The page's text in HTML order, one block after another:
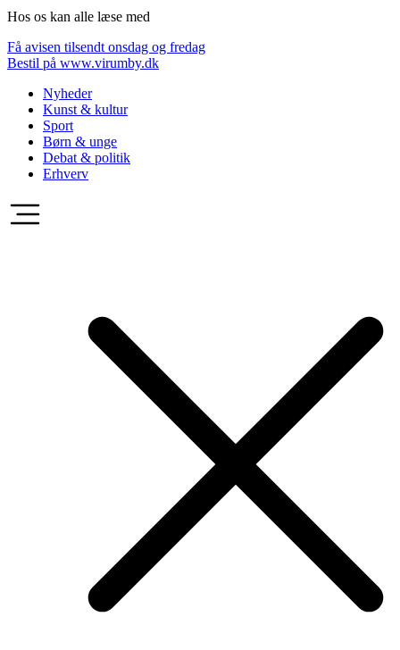
Hos os kan alle læse med
Få avisen tilsendt onsdag og fredag
Bestil på www.virumby.dk
Nyheder
Kunst & kultur
Sport
Børn & unge
Debat & politik
Erhverv